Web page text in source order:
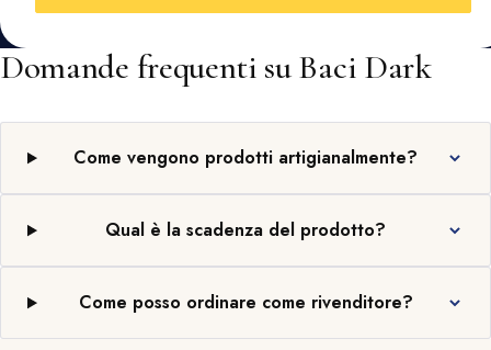
Domande frequenti su Baci Dark
Come vengono prodotti artigianalmente?
Qual è la scadenza del prodotto?
Come posso ordinare come rivenditore?